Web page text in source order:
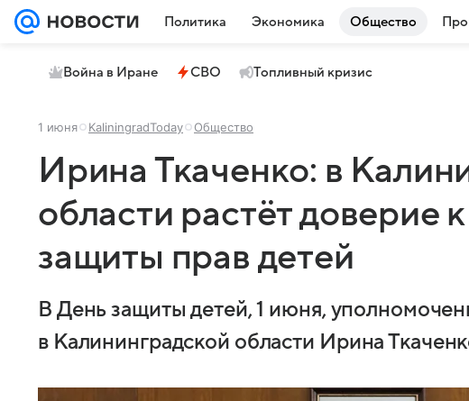
Политика Экономика Общество
Война в Иране СВО Топливный кризис
1 июня KaliningradToday Общество
Ирина Ткаченко: в
области растёт доверие
защиты прав детей
В День защиты детей, 1 июня,
в Калининградской области Ирина